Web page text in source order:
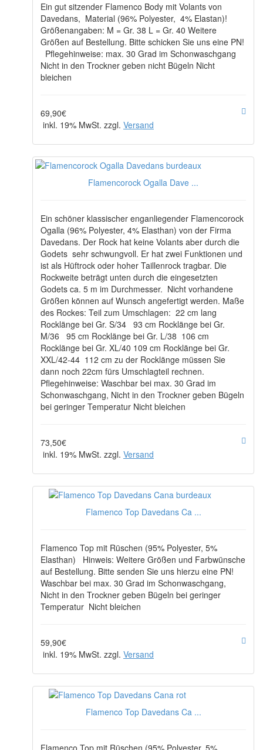
Ein gut sitzender Flamenco Body mit Volants von
Davedans, Material (96% Polyester, 4% Elastan)!
Größenangaben: M = Gr. 38 L = Gr. 40 Weitere
Größen auf Bestellung. Bitte schicken Sie uns eine PN!
Pflegehinweise: max. 30 Grad im Schonwaschgang
Nicht in den Trockner geben nicht Bügeln Nicht
bleichen
69,90€
inkl. 19% MwSt. zzgl. Versand
Flamencorock Ogalla Dave ...
Ein schöner klassischer enganliegender Flamencorock
Ogalla (96% Polyester, 4% Elasthan) von der Firma
Davedans. Der Rock hat keine Volants aber durch die
Godets sehr schwungvoll. Er hat zwei Funktionen und
ist als Hüftrock oder hoher Taillenrock tragbar. Die
Rockweite beträgt unten durch die eingesetzten
Godets ca. 5 m im Durchmesser. Nicht vorhandene
Größen können auf Wunsch angefertigt werden. Maße
des Rockes: Teil zum Umschlagen: 22 cm lang
Rocklänge bei Gr. S/34 93 cm Rocklänge bei Gr.
M/36 95 cm Rocklänge bei Gr. L/38 106 cm
Rocklänge bei Gr. XL/40 109 cm Rocklänge bei Gr.
XXL/42-44 112 cm zu der Rocklänge müssen Sie
dann noch 22cm fürs Umschlagteil rechnen.
Pflegehinweise: Waschbar bei max. 30 Grad im
Schonwaschgang, Nicht in den Trockner geben Bügeln
bei geringer Temperatur Nicht bleichen
73,50€
inkl. 19% MwSt. zzgl. Versand
Flamenco Top Davedans Ca ...
Flamenco Top mit Rüschen (95% Polyester, 5%
Elasthan) Hinweis: Weitere Größen und Farbwünsche
auf Bestellung. Bitte senden Sie uns hierzu eine PN!
Waschbar bei max. 30 Grad im Schonwaschgang,
Nicht in den Trockner geben Bügeln bei geringer
Temperatur Nicht bleichen
59,90€
inkl. 19% MwSt. zzgl. Versand
Flamenco Top Davedans Ca ...
Flamenco Top mit Rüschen (95% Polyester, 5%